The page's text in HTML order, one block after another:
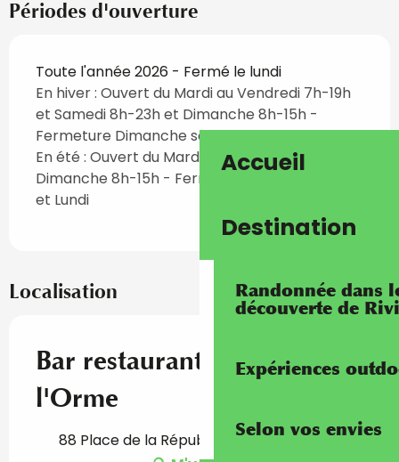
Accueil
Destination
Randonnée dans
découverte de
Expériences
Selon vos envies
Périodes d'ouverture
Toute l'année 2026 - Fermé le lundi
En hiver : Ouvert du Mardi au Vendredi 7h-19h
et Samedi 8h-23h et Dimanche 8h-15h -
Fermeture Dimanche soir et Lundi
En été : Ouvert du Mardi au Samedi 7h-23h
Dimanche 8h-15h - Fermeture Dimanche soir
et Lundi
Localisation
Bar restaurant - Bistrot de
l'Orme
88 Place de la République, 06500 Gorbio